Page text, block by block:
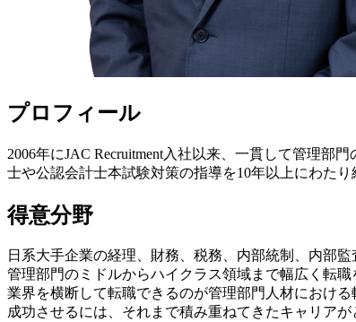
プロフィール
2006年にJAC Recruitment入社以来、一貫して管理部
士や公認会計士本試験対策の指導を10年以上にわた
得意分野
日系大手企業の経理、財務、税務、内部統制、内部
管理部門のミドルからハイクラス領域まで幅広く転職
業界を横断して転職できるのが管理部門人材における
成功させるには、それまで積み重ねてきたキャリア